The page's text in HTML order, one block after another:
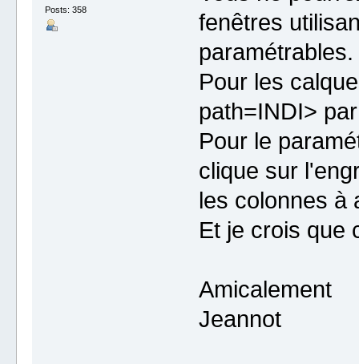
Posts: 358
fenêtres
paramétrables.
Pour les
path=INDI>
Pour le
clique sur
les colonnes à
Et je crois que
Amicalement
Jeannot